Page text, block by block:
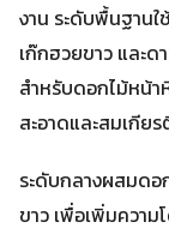
งาน ระดับพื้นฐาน
เก๊กฮวยขาว และด
สำหรับดอกไม้หน้า
สะอาดและสมเกีย
ระดับกลางผสมดอ
ขาว เพื่อเพิ่มควา